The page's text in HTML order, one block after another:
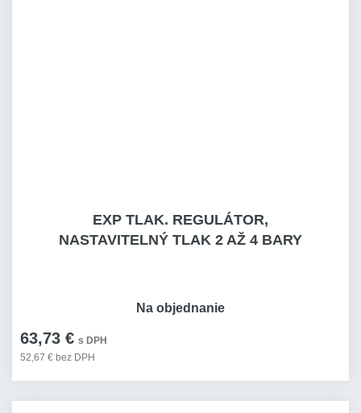
EXP TLAK. REGULÁTOR,
NASTAVITELNÝ TLAK 2 AŽ 4 BARY
63,73 € s DPH
52,67 € bez DPH
Na objednanie